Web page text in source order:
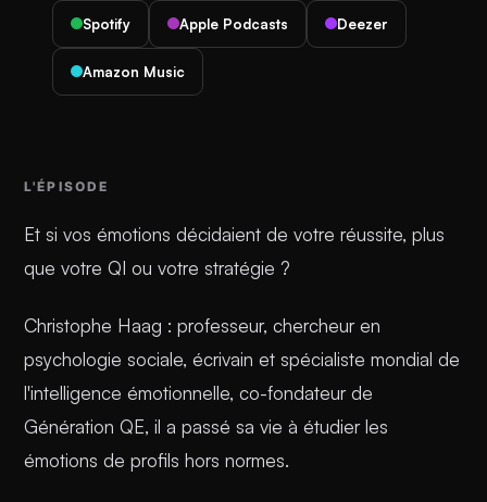
Spotify Apple Podcasts Deezer
Amazon Music
L'ÉPISODE
Et si vos émotions décidaient de votre réussite, plus
que votre QI ou votre stratégie ?
Christophe Haag : professeur, chercheur en
psychologie sociale, écrivain et spécialiste mondial de
l'intelligence émotionnelle, co-fondateur de
Génération QE, il a passé sa vie à étudier les
émotions de profils hors normes.